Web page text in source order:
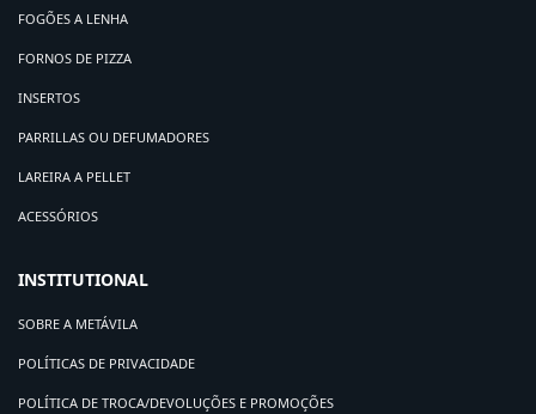
FOGÕES A LENHA
FORNOS DE PIZZA
INSERTOS
PARRILLAS OU DEFUMADORES
LAREIRA A PELLET
ACESSÓRIOS
INSTITUTIONAL
SOBRE A METÁVILA
POLÍTICAS DE PRIVACIDADE
POLÍTICA DE TROCA/DEVOLUÇÕES E PROMOÇÕES